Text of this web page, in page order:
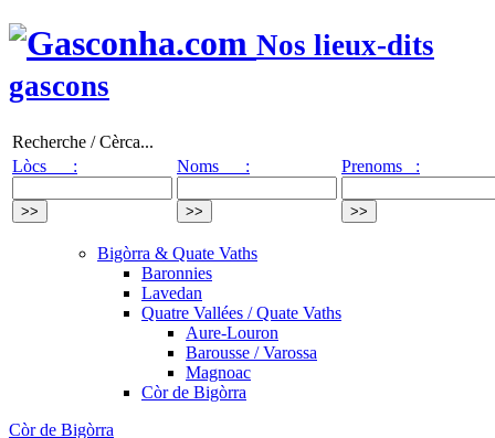
Nos lieux-dits
gascons
Recherche / Cèrca...
Lòcs :
Noms : Prenoms :
Bigòrra & Quate Vaths
Baronnies
Lavedan
Quatre Vallées / Quate Vaths
Aure-Louron
Barousse / Varossa
Magnoac
Còr de Bigòrra
Còr de Bigòrra